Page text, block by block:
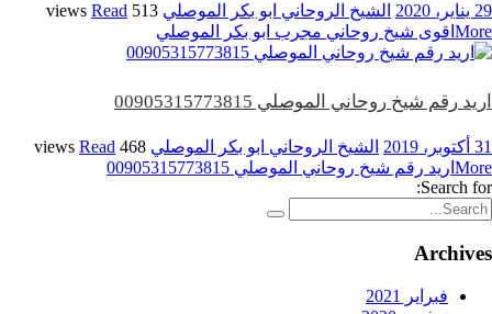
29 يناير، 2020 الشيخ الروحاني ابو بكر الموصلي 513 views
Read
More اقوى شيخ روحاني مجرب ابو بكر الموصلي
اريد رقم شيخ روحاني الموصلي 00905315773815
31 أكتوبر، 2019 الشيخ الروحاني ابو بكر الموصلي 468 views
Read
More اريد رقم شيخ روحاني الموصلي 00905315773815
Search for:
Archives
فبراير 2021